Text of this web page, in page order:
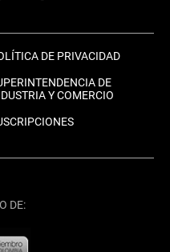
DE PRIVACIDAD
DE
Y COMERCIO
DE: